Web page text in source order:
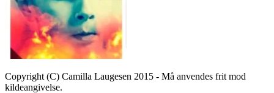
Copyright (C) Camilla Laugesen 2015 - Må anvendes frit mod
kildeangivelse.